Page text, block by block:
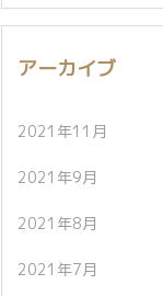
アーカイブ
2021年11月
2021年9月
2021年8月
2021年7月